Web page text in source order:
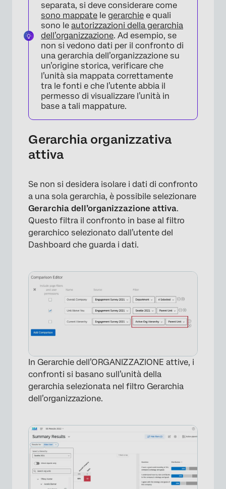
×
separata, si deve considerare come
sono mappate le gerarchie e quali
sono le autorizzazioni della gerarchia
dell’organizzazione. Ad esempio, se
non si vedono dati per il confronto di
una gerarchia dell’organizzazione su
un’origine storica, verificare che
l’unità sia mappata correttamente
tra le fonti e che l’utente abbia il
permesso di visualizzare l’unità in
base a tali mappature.
Gerarchia organizzativa
attiva
Se non si desidera isolare i dati di confronto
a una sola gerarchia, è possibile selezionare
Gerarchia dell’organizzazione attiva.
Questo filtra il confronto in base al filtro
gerarchico selezionato dall’utente del
Dashboard che guarda i dati.
In Gerarchie dell’ORGANIZZAZIONE attive, i
confronti si basano sull’unità della
gerarchia selezionata nel filtro Gerarchia
dell’organizzazione.